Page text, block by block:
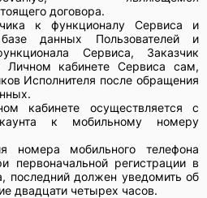
договора.
к функционалу Сервиса и
данных Пользователей и
Сервиса, Заказчик
Личном кабинете Сервиса сам,
Исполнителя после обращения
кабинете осуществляется с
к мобильному номеру
номера мобильного телефона
первоначальной регистрации в
последний должен уведомить об
двадцати четырех часов.